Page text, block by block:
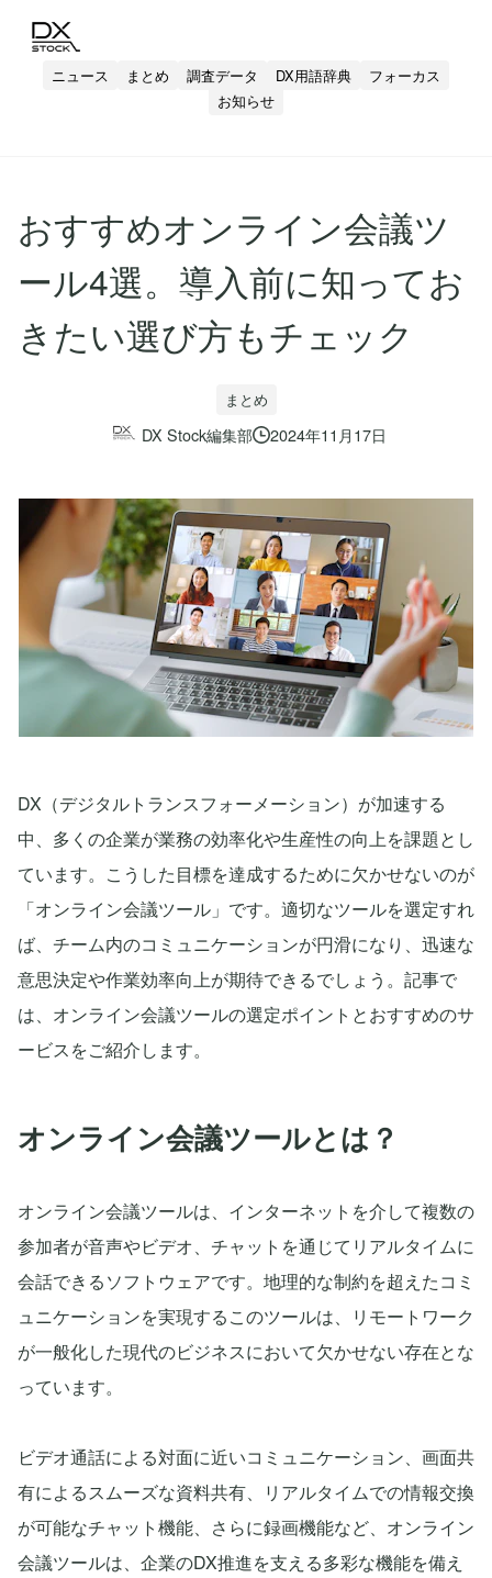
ニュース まとめ 調査データ DX用語辞典
フォーカス
お知らせ
おすすめオンライン会議ツ
ール4選。導入前に知ってお
きたい選び方もチェック
まとめ
DX Stock編集部 2024年11月17日
DX（デジタルトランスフォーメーション）が加速する
中、多くの企業が業務の効率化や生産性の向上を課題とし
ています。こうした目標を達成するために欠かせないのが
「オンライン会議ツール」です。適切なツールを選定すれ
ば、チーム内のコミュニケーションが円滑になり、迅速な
意思決定や作業効率向上が期待できるでしょう。記事で
は、オンライン会議ツールの選定ポイントとおすすめのサ
ービスをご紹介します。
オンライン会議ツールとは？
オンライン会議ツールは、インターネットを介して複数の
参加者が音声やビデオ、チャットを通じてリアルタイムに
会話できるソフトウェアです。地理的な制約を超えたコミ
ュニケーションを実現するこのツールは、リモートワーク
が一般化した現代のビジネスにおいて欠かせない存在とな
っています。
ビデオ通話による対面に近いコミュニケーション、画面共
有によるスムーズな資料共有、リアルタイムでの情報交換
が可能なチャット機能、さらに録画機能など、オンライン
会議ツールは、企業のDX推進を支える多彩な機能を備え